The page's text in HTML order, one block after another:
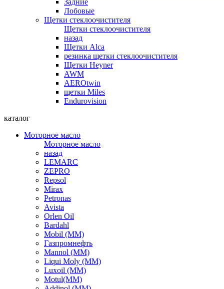
Задние
Лобовые
Щетки стеклоочистителя
Щетки стеклоочистителя
назад
Щетки Alca
резинка щетки стеклоочистителя
Щетки Heyner
AWM
AEROtwin
щетки Miles
Endurovision
каталог
Моторное масло
Моторное масло
назад
LEMARC
ZEPRO
Repsol
Mirax
Petronas
Avista
Orlen Oil
Bardahl
Mobil (ММ)
Газпромнефть
Mannol (ММ)
Liqui Moly (ММ)
Luxoil (ММ)
Motul(ММ)